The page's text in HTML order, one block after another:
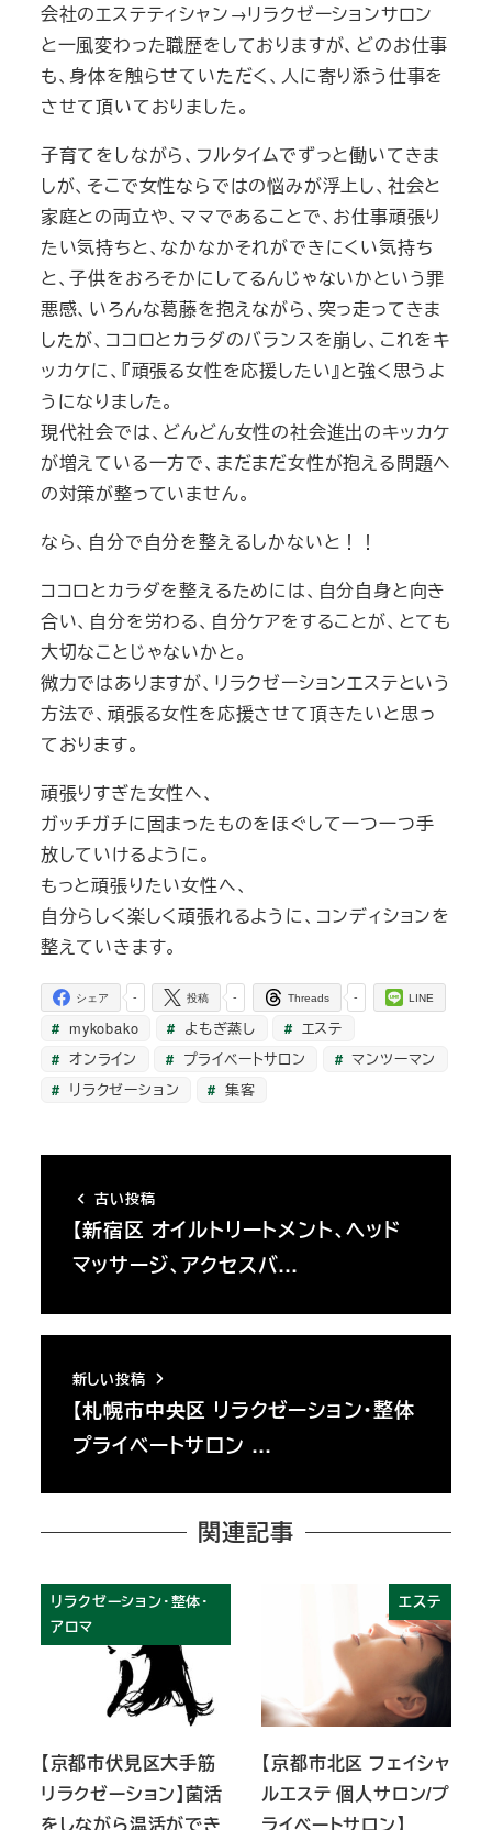
会社のエステティシャン→リラクゼーションサロン
と一風変わった職歴をしておりますが、どのお仕事
も、身体を触らせていただく、人に寄り添う仕事を
させて頂いておりました。
子育てをしながら、フルタイムでずっと働いてきま
しが、そこで女性ならではの悩みが浮上し、社会と
家庭との両立や、ママであることで、お仕事頑張り
たい気持ちと、なかなかそれができにくい気持ち
と、子供をおろそかにしてるんじゃないかという罪
悪感、いろんな葛藤を抱えながら、突っ走ってきま
したが、ココロとカラダのバランスを崩し、これをキ
ッカケに、『頑張る女性を応援したい』と強く思うよ
うになりました。
現代社会では、どんどん女性の社会進出のキッカケ
が増えている一方で、まだまだ女性が抱える問題へ
の対策が整っていません。
なら、自分で自分を整えるしかないと！！
ココロとカラダを整えるためには、自分自身と向き
合い、自分を労わる、自分ケアをすることが、とても
大切なことじゃないかと。
微力ではありますが、リラクゼーションエステという
方法で、頑張る女性を応援させて頂きたいと思っ
ております。
頑張りすぎた女性へ、
ガッチガチに固まったものをほぐして一つ一つ手
放していけるように。
もっと頑張りたい女性へ、
自分らしく楽しく頑張れるように、コンディションを
整えていきます。
-
シェア -
投稿 -
Threads LINE
mykobako よもぎ蒸し
エステ
オンライン
プライベートサロン
マンツーマン
リラクゼーション
集客
古い投稿
【新宿区 オイルトリートメント、ヘッド
マッサージ、アクセスバ…
新しい投稿
【札幌市中央区 リラクゼーション・整体
プライベートサロン …
関連記事
リラクゼーション・整体・
アロマ
【京都市伏見区大手筋
リラクゼーション】菌活
をしながら温活ができ
エステ
【京都市北区 フェイシャ
ルエステ 個人サロン/プ
ライベートサロン】